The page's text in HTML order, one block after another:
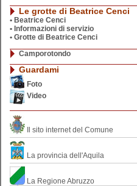
Le grotte di Beatrice Cenci
• Beatrice Cenci
• Informazioni di servizio
• Grotte di Beatrice Cenci
Camporotondo
Guardami
Foto
Video
Il sito internet del Comune
La provincia dell'Aquila
La Regione Abruzzo